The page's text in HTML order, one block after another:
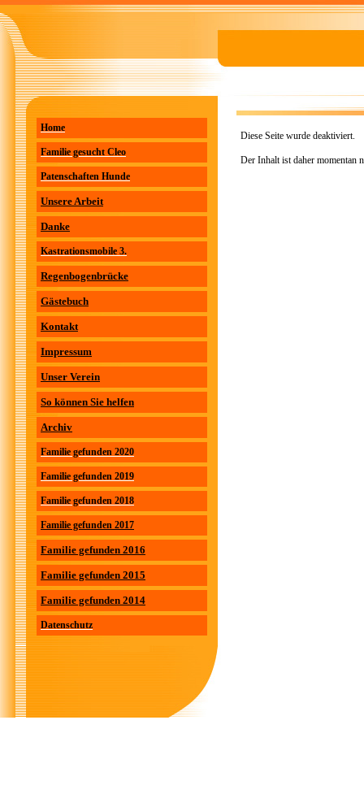
Home
Familie gesucht Cleo
Patenschaften Hunde
Unsere Arbeit
Danke
Kastrationsmobile 3.
Regenbogenbrücke
Gästebuch
Kontakt
Impressum
Unser Verein
So können Sie helfen
Archiv
Familie gefunden 2020
Familie gefunden 2019
Familie gefunden 2018
Familie gefunden 2017
Familie gefunden 2016
Familie gefunden 2015
Familie gefunden 2014
Datenschutz
Diese Seite wurde deaktiviert.
Der Inhalt ist daher momentan